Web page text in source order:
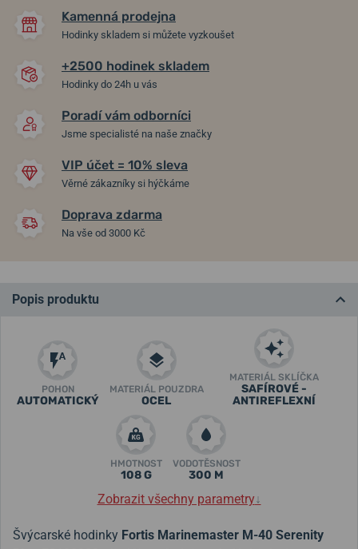
Kamenná prodejna
Hodinky skladem si můžete vyzkoušet
+2500 hodinek skladem
Hodinky do 24h u vás
Poradí vám odborníci
Jsme specialisté na naše značky
VIP účet = 10% sleva
Věrné zákazníky si hýčkáme
Doprava zdarma
Na vše od 3000 Kč
Popis produktu
POHON
AUTOMATICKÝ
MATERIÁL POUZDRA
OCEL
MATERIÁL SKLÍČKA
SAFÍROVÉ -
ANTIREFLEXNÍ
HMOTNOST
108 G
VODOTĚSNOST
300 M
Zobrazit všechny parametry↓
Švýcarské hodinky Fortis Marinemaster M-40 Serenity